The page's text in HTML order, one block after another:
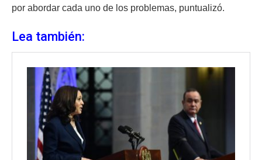
por abordar cada uno de los problemas, puntualizó.
Lea también: